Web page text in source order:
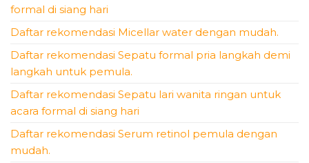
formal di siang hari
Daftar rekomendasi Micellar water dengan mudah.
Daftar rekomendasi Sepatu formal pria langkah demi
langkah untuk pemula.
Daftar rekomendasi Sepatu lari wanita ringan untuk
acara formal di siang hari
Daftar rekomendasi Serum retinol pemula dengan
mudah.